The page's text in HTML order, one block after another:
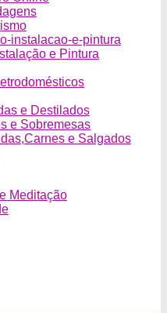
instalacao-e-pintura
e Pintura
e Destilados
e Sobremesas
e Salgados
Meditação